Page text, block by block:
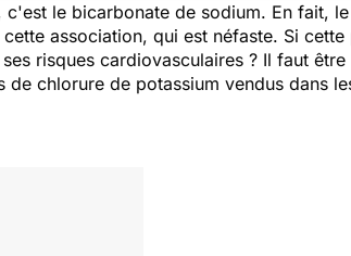
c'est le bicarbonate de sodium. En fait,
cette association, qui est néfaste. Si
risques cardiovasculaires ? Il faut
de chlorure de potassium vendus dans